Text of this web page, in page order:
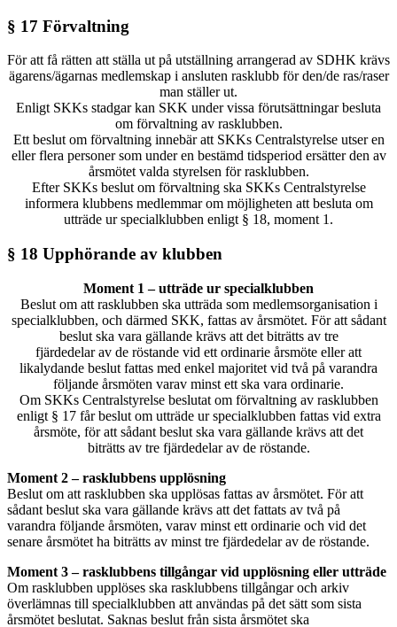
§ 17 Förvaltning
För att få rätten att ställa ut på utställning arrangerad av SDHK krävs
ägarens/ägarnas medlemskap i ansluten rasklubb för den/de ras/raser
man ställer ut.
Enligt SKKs stadgar kan SKK under vissa förutsättningar besluta
om förvaltning av rasklubben.
Ett beslut om förvaltning innebär att SKKs Centralstyrelse utser en
eller flera personer som under en bestämd tidsperiod ersätter den av
årsmötet valda styrelsen för rasklubben.
Efter SKKs beslut om förvaltning ska SKKs Centralstyrelse
informera klubbens medlemmar om möjligheten att besluta om
utträde ur specialklubben enligt § 18, moment 1.
§ 18 Upphörande av klubben
Moment 1 – utträde ur specialklubben
Beslut om att rasklubben ska utträda som medlemsorganisation i
specialklubben, och därmed SKK, fattas av årsmötet. För att sådant
beslut ska vara gällande krävs att det biträtts av tre
fjärdedelar av de röstande vid ett ordinarie årsmöte eller att
likalydande beslut fattas med enkel majoritet vid två på varandra
följande årsmöten varav minst ett ska vara ordinarie.
Om SKKs Centralstyrelse beslutat om förvaltning av rasklubben
enligt § 17 får beslut om utträde ur specialklubben fattas vid extra
årsmöte, för att sådant beslut ska vara gällande krävs att det
biträtts av tre fjärdedelar av de röstande.
Moment 2 – rasklubbens upplösning
Beslut om att rasklubben ska upplösas fattas av årsmötet. För att
sådant beslut ska vara gällande krävs att det fattats av två på
varandra följande årsmöten, varav minst ett ordinarie och vid det
senare årsmötet ha biträtts av minst tre fjärdedelar av de röstande.
Moment 3 – rasklubbens tillgångar vid upplösning eller utträde
Om rasklubben upplöses ska rasklubbens tillgångar och arkiv
överlämnas till specialklubben att användas på det sätt som sista
årsmötet beslutat. Saknas beslut från sista årsmötet ska